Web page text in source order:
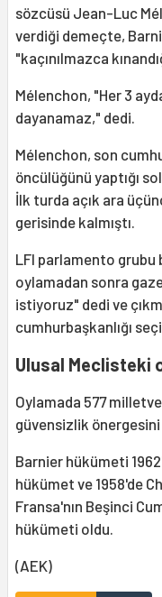
sözcüsü Jean-Luc
verdiği demeçte,
"kaçınılmazca
Mélenchon, "Her 3
dayanamaz," dedi.
Mélenchon, son
öncülüğünü yaptığı
İlk turda açık ara
gerisinde kalmıştı.
LFI parlamento grubu
oylamadan sonra
istiyoruz" dedi ve
cumhurbaşkanlığı
Ulusal Meclisteki
Oylamada 577
güvensizlik
Barnier hükümeti
hükümet ve 1958'de
Fransa'nın Beşinci
hükümeti oldu.
(AEK)